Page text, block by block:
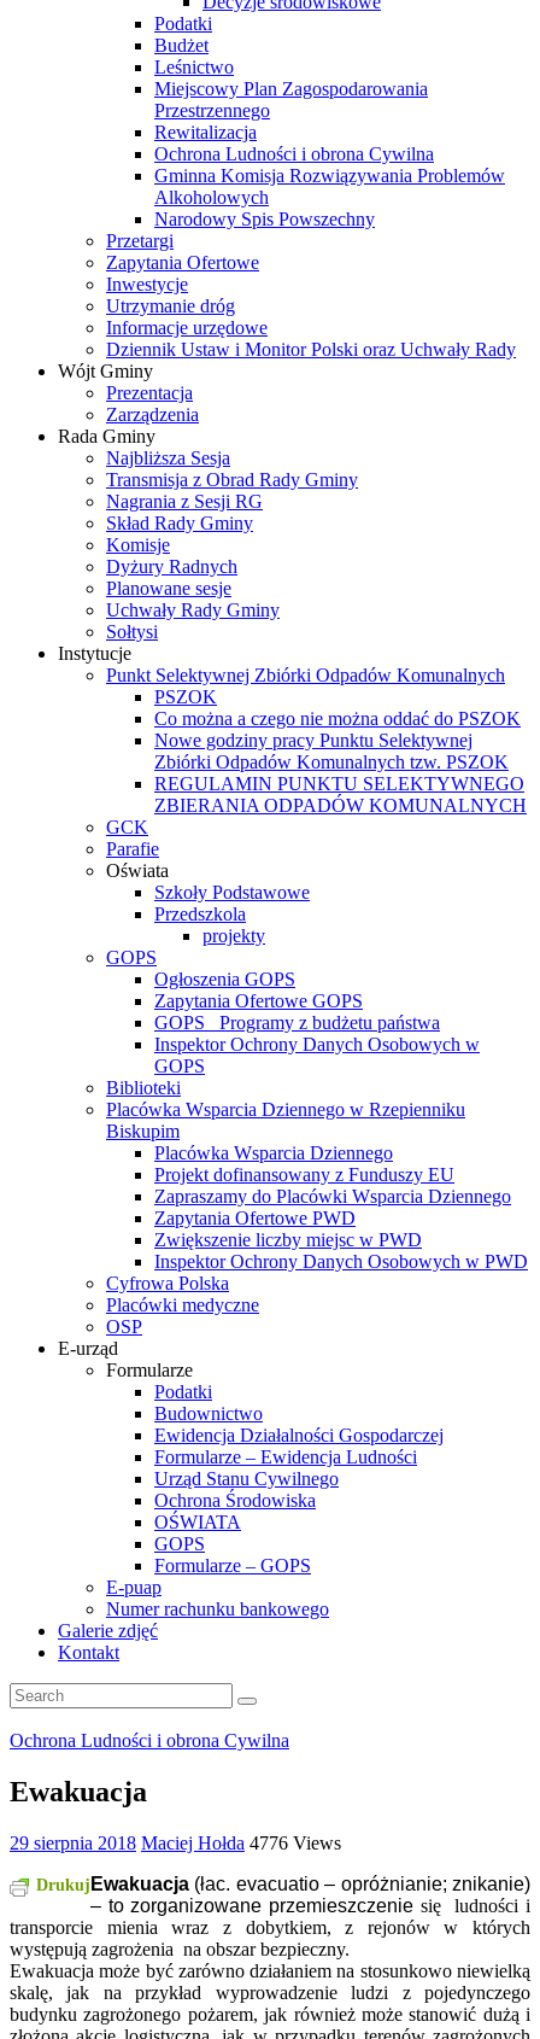
Podatki
Budżet
Leśnictwo
Miejscowy Plan Zagospodarowania
Przestrzennego
Rewitalizacja
Ochrona Ludności i obrona Cywilna
Gminna Komisja Rozwiązywania Problemów
Alkoholowych
Narodowy Spis Powszechny
Przetargi
Zapytania Ofertowe
Inwestycje
Utrzymanie dróg
Informacje urzędowe
Dziennik Ustaw i Monitor Polski oraz Uchwały Rady
Wójt Gminy
Prezentacja
Zarządzenia
Rada Gminy
Najbliższa Sesja
Transmisja z Obrad Rady Gminy
Nagrania z Sesji RG
Skład Rady Gminy
Komisje
Dyżury Radnych
Planowane sesje
Uchwały Rady Gminy
Sołtysi
Instytucje
Punkt Selektywnej Zbiórki Odpadów Komunalnych
PSZOK
Co można a czego nie można oddać do PSZOK
Nowe godziny pracy Punktu Selektywnej
Zbiórki Odpadów Komunalnych tzw. PSZOK
REGULAMIN PUNKTU SELEKTYWNEGO
ZBIERANIA ODPADÓW KOMUNALNYCH
GCK
Parafie
Oświata
Szkoły Podstawowe
Przedszkola
projekty
GOPS
Ogłoszenia GOPS
Zapytania Ofertowe GOPS
GOPS_ Programy z budżetu państwa
Inspektor Ochrony Danych Osobowych w
GOPS
Biblioteki
Placówka Wsparcia Dziennego w Rzepienniku
Biskupim
Placówka Wsparcia Dziennego
Projekt dofinansowany z Funduszy EU
Zapraszamy do Placówki Wsparcia Dziennego
Zapytania Ofertowe PWD
Zwiększenie liczby miejsc w PWD
Inspektor Ochrony Danych Osobowych w PWD
Cyfrowa Polska
Placówki medyczne
OSP
E-urząd
Formularze
Podatki
Budownictwo
Ewidencja Działalności Gospodarczej
Formularze – Ewidencja Ludności
Urząd Stanu Cywilnego
Ochrona Środowiska
OŚWIATA
GOPS
Formularze – GOPS
E-puap
Numer rachunku bankowego
Galerie zdjęć
Kontakt
Ochrona Ludności i obrona Cywilna
Ewakuacja
29 sierpnia 2018 Maciej Hołda 4776 Views
Drukuj Ewakuacja (łac. evacuatio – opróżnianie; znikanie)
– to zorganizowane przemieszczenie się ludności i
transporcie mienia wraz z dobytkiem, z rejonów w których
występują zagrożenia na obszar bezpieczny.
Ewakuacja może być zarówno działaniem na stosunkowo niewielką
skalę, jak na przykład wyprowadzenie ludzi z pojedynczego
budynku zagrożonego pożarem, jak również może stanowić dużą i